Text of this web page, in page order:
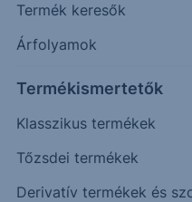
Termék keresők
Árfolyamok
Termékismertetők
Klasszikus termékek
Tőzsdei termékek
Derivatív termékek és